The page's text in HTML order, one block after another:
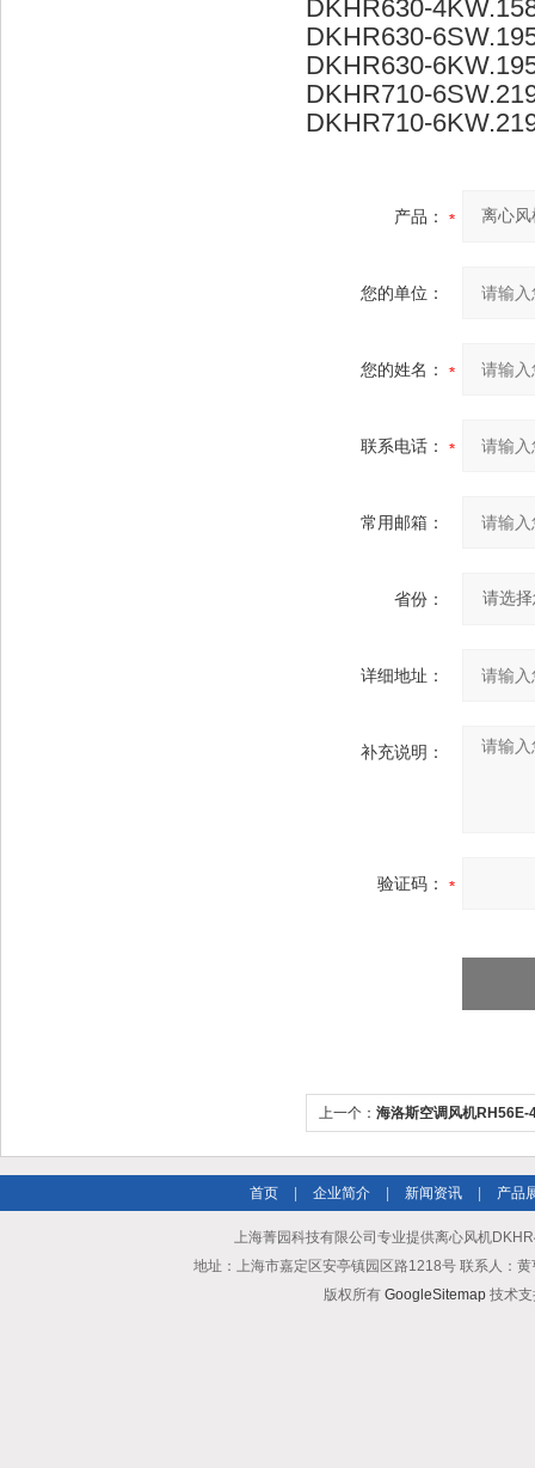
DKHR630-
DKHR630-
DKHR630-
DKHR710-
DKHR710-
产品：
您的单位：
您的姓名：
联系电话：
常用邮箱：
省份：
详细地址：
补充说明：
验证码：
上一个： 海洛斯空调风机RH56E-
首页 企业简介 新闻资讯 产品
上海菁园科技有限公司专业提供离心风机
地址：上海市嘉定区安亭镇园区路1218号 联系人：
版权所有 GoogleSitemap技术支